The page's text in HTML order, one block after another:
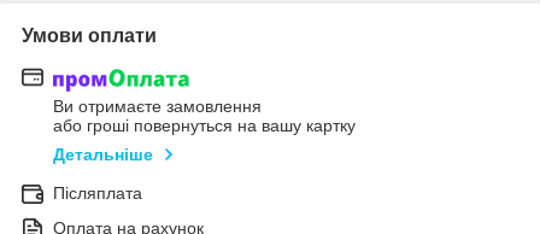
Умови оплати
Ви отримаєте замовлення
або гроші повернуться на вашу картку
Детальніше
Післяплата
Оплата на рахунок